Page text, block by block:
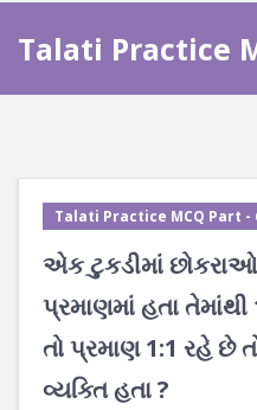
Talati Practice
Talati Practice MCQ Part -
એક ટુકડીમાં
પ્રમાણમાં હતા
તો પ્રમાણ 1:1 રહે છે
વ્યક્તિ હતા ?